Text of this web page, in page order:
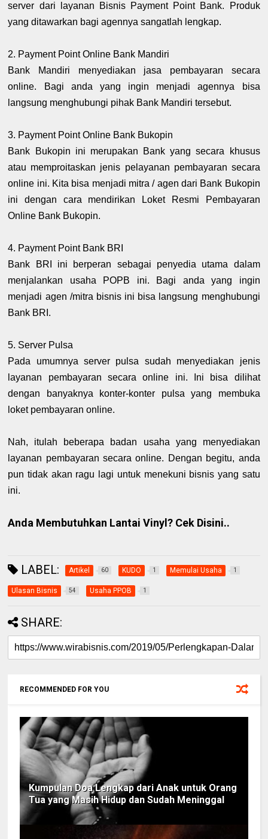
server dari layanan Bisnis Payment Point Bank. Produk
yang ditawarkan bagi agennya sangatlah lengkap.
2. Payment Point Online Bank Mandiri
Bank Mandiri menyediakan jasa pembayaran secara
online. Bagi anda yang ingin menjadi agennya bisa
langsung menghubungi pihak Bank Mandiri tersebut.
3. Payment Point Online Bank Bukopin
Bank Bukopin ini merupakan Bank yang secara khusus
atau memproitaskan jenis pelayanan pembayaran secara
online ini. Kita bisa menjadi mitra / agen dari Bank Bukopin
ini dengan cara mendirikan Loket Resmi Pembayaran
Online Bank Bukopin.
4. Payment Point Bank BRI
Bank BRI ini berperan sebagai penyedia utama dalam
menjalankan usaha POPB ini. Bagi anda yang ingin
menjadi agen /mitra bisnis ini bisa langsung menghubungi
Bank BRI.
5. Server Pulsa
Pada umumnya server pulsa sudah menyediakan jenis
layanan pembayaran secara online ini. Ini bisa dilihat
dengan banyaknya konter-konter pulsa yang membuka
loket pembayaran online.
Nah, itulah beberapa badan usaha yang menyediakan
layanan pembayaran secara online. Dengan begitu, anda
pun tidak akan ragu lagi untuk menekuni bisnis yang satu
ini.
Anda Membutuhkan Lantai Vinyl? Cek Disini..
LABEL: Artikel 60 KUDO 1 Memulai Usaha 1
Ulasan Bisnis 54 Usaha PPOB 1
SHARE:
RECOMMENDED FOR YOU
Kumpulan Doa Lengkap dari Anak untuk Orang
Tua yang Masih Hidup dan Sudah Meninggal